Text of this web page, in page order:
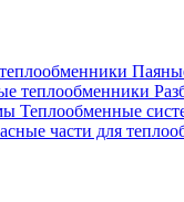
Теплообменные